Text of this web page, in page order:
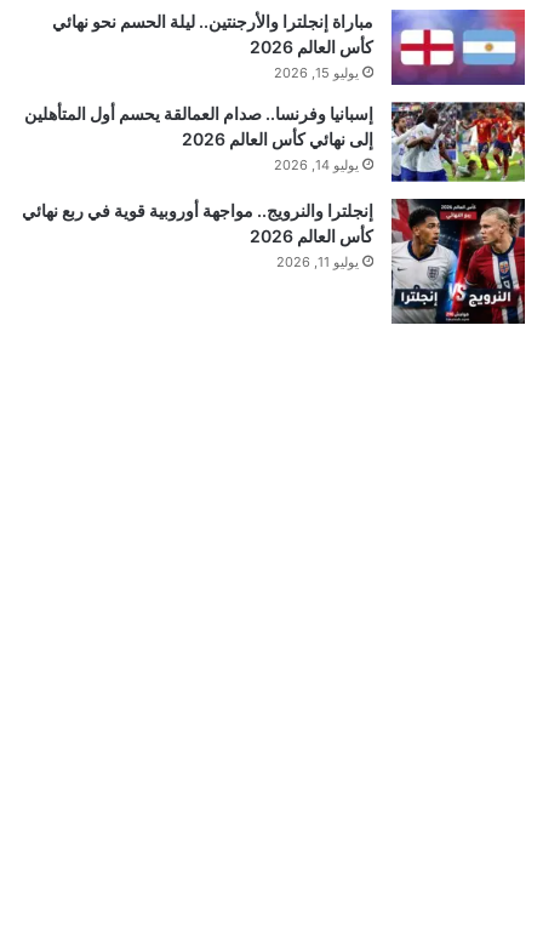
مباراة إنجلترا والأرجنتين.. ليلة الحسم نحو نهائي
كأس العالم 2026
يوليو 15, 2026
إسبانيا وفرنسا.. صدام العمالقة يحسم أول المتأهلين
إلى نهائي كأس العالم 2026
يوليو 14, 2026
إنجلترا والنرويج.. مواجهة أوروبية قوية في ربع نهائي
كأس العالم 2026
يوليو 11, 2026